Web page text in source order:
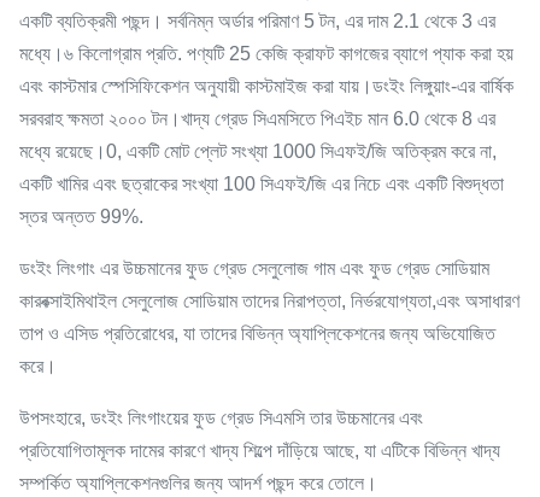
একটি ব্যতিক্রমী পছন্দ। সর্বনিম্ন অর্ডার পরিমাণ 5 টন, এর দাম 2.1 থেকে 3 এর
মধ্যে।৬ কিলোগ্রাম প্রতি. পণ্যটি 25 কেজি ক্রাফট কাগজের ব্যাগে প্যাক করা হয়
এবং কাস্টমার স্পেসিফিকেশন অনুযায়ী কাস্টমাইজ করা যায়।ডংইং লিঙ্গুয়াং-এর বার্ষিক
সরবরাহ ক্ষমতা ২০০০ টন।খাদ্য গ্রেড সিএমসিতে পিএইচ মান 6.0 থেকে 8 এর
মধ্যে রয়েছে।0, একটি মোট প্লেট সংখ্যা 1000 সিএফই/জি অতিক্রম করে না,
একটি খামির এবং ছত্রাকের সংখ্যা 100 সিএফই/জি এর নিচে এবং একটি বিশুদ্ধতা
স্তর অন্তত 99%.
ডংইং লিংগাং এর উচ্চমানের ফুড গ্রেড সেলুলোজ গাম এবং ফুড গ্রেড সোডিয়াম
কারবক্সাইমিথাইল সেলুলোজ সোডিয়াম তাদের নিরাপত্তা, নির্ভরযোগ্যতা,এবং অসাধারণ
তাপ ও এসিড প্রতিরোধের, যা তাদের বিভিন্ন অ্যাপ্লিকেশনের জন্য অভিযোজিত
করে।
উপসংহারে, ডংইং লিংগাংয়ের ফুড গ্রেড সিএমসি তার উচ্চমানের এবং
প্রতিযোগিতামূলক দামের কারণে খাদ্য শিল্পে দাঁড়িয়ে আছে, যা এটিকে বিভিন্ন খাদ্য
সম্পর্কিত অ্যাপ্লিকেশনগুলির জন্য আদর্শ পছন্দ করে তোলে।